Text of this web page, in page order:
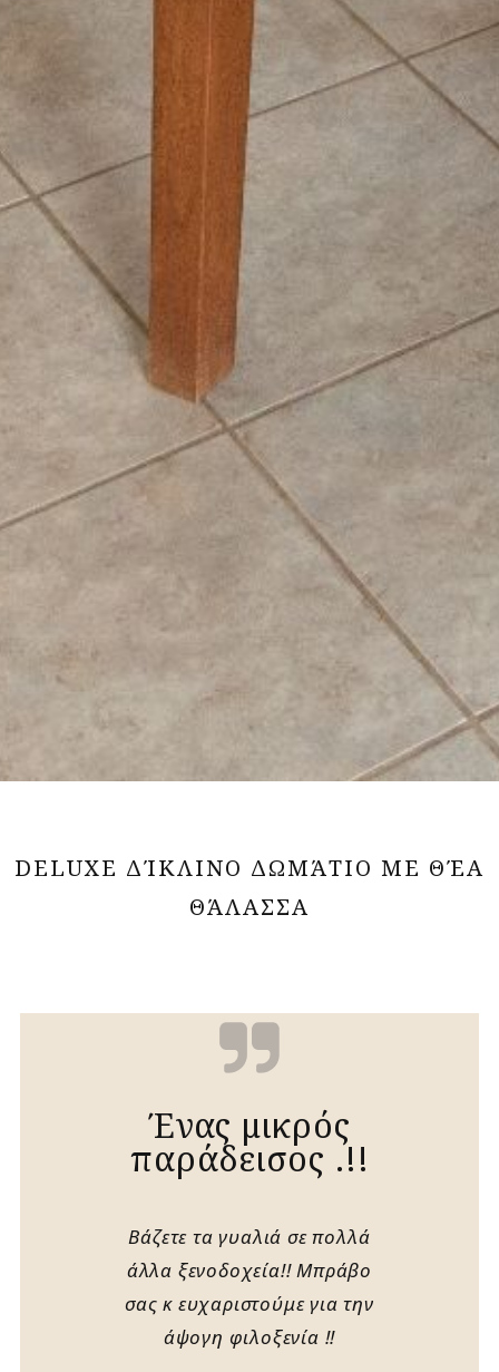
DELUXE ΔΊΚΛΙΝΟ ΔΩΜΆΤΙΟ ΜΕ ΘΈΑ
ΘΆΛΑΣΣΑ
Ένας μικρός
παράδεισος .!!
Βάζετε τα γυαλιά σε πολλά
άλλα ξενοδοχεία!! Μπράβο
σας κ ευχαριστούμε για την
άψογη φιλοξενία !!